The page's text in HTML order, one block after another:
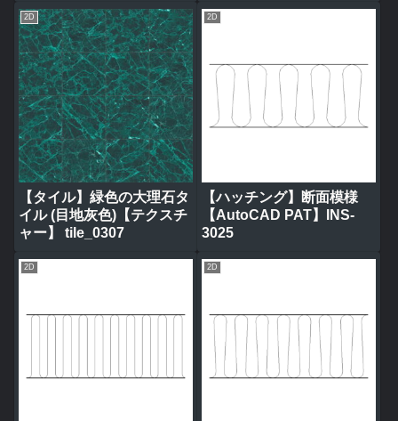
2D
【タイル】緑色の大理石タ
イル (目地灰色)【テクスチ
ャー】 tile_0307
2D
【ハッチング】断面模様
【AutoCAD PAT】INS-
3025
2D 2D